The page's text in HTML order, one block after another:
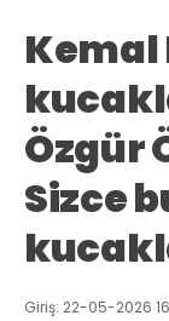
Kemal
Özgür
Sizce
Giriş: 22-05-2026